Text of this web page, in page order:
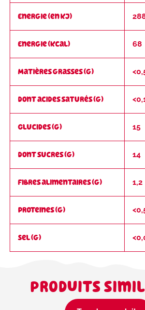
Energie (en kJ)
Energie (kcal) 68
Matières grasses (g)
dont acides saturés (g)
Glucides (g) 15
dont sucres (g) 14
Fibres alimentaires (g) 1,2
Proteines (g)
Sel (g)
Produits